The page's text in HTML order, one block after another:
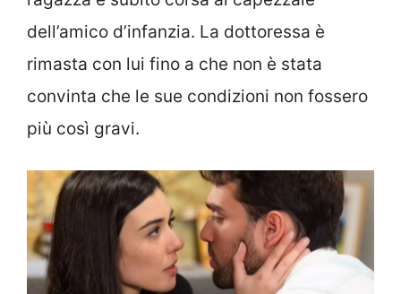
dell’amico d’infanzia. La dottoressa è
rimasta con lui fino a che non è stata
convinta che le sue condizioni non fossero
più così gravi.